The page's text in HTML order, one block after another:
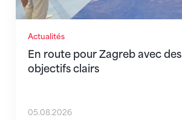
Actualités
En route pour Zagreb avec des
objectifs clairs
05.08.2026